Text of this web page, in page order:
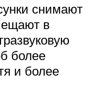
снимают
в
более
и более